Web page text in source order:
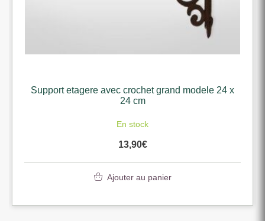
Support etagere avec crochet grand modele 24 x
24 cm
En stock
13,90€
Ajouter au panier